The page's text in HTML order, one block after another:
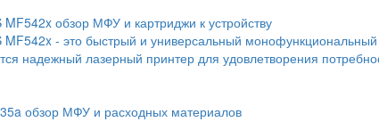
MF542x обзор МФУ и картриджи к устройству
MF542x - это быстрый и универсальный
надежный лазерный принтер для удовлетворения
обзор МФУ и расходных материалов